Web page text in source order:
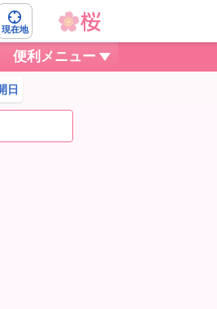
現在地
便利メニュー
日